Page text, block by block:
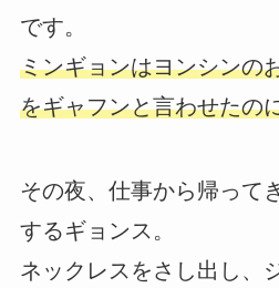
です。
ミンギョンはヨンシンの
をギャフンと言わせたの
その夜、仕事から帰って
するギョンス。
ネックレスをさし出し、